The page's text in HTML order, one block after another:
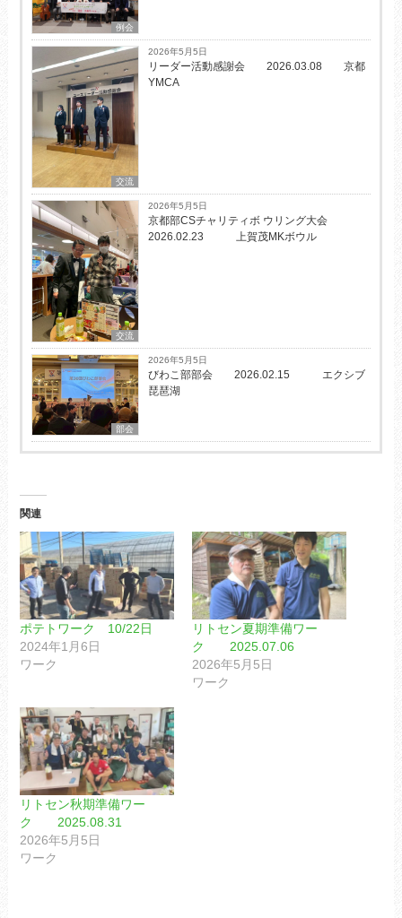
例会
交流
2026年5月5日
リーダー活動感謝会 2026.03.08 京都
YMCA
交流
2026年5月5日
京都部CSチャリティボ ウリング大会
2026.02.23 上賀茂MKボウル
部会
2026年5月5日
びわこ部部会 2026.02.15 エクシブ
琵琶湖
関連
ポテトワーク 10/22日
2024年1月6日
ワーク
リトセン夏期準備ワー
ク 2025.07.06
2026年5月5日
ワーク
リトセン秋期準備ワー
ク 2025.08.31
2026年5月5日
ワーク